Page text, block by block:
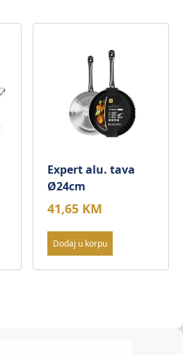
Expert alu. tava
Ø24cm
41,65 KM
Dodaj u korpu